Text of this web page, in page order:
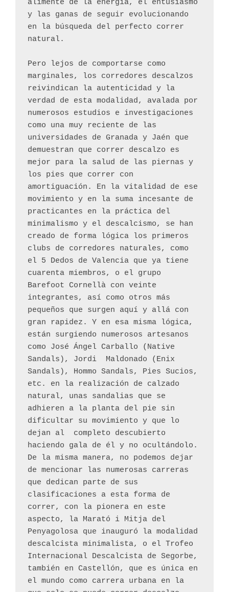
alimente de la energía, el entusiasmo
y las ganas de seguir evolucionando
en la búsqueda del perfecto correr
natural.
Pero lejos de comportarse como
marginales, los corredores descalzos
reivindican la autenticidad y la
verdad de esta modalidad, avalada por
numerosos estudios e investigaciones
como una muy reciente de las
universidades de Granada y Jaén que
demuestran que correr descalzo es
mejor para la salud de las piernas y
los pies que correr con
amortiguación. En la vitalidad de ese
movimiento y en la suma incesante de
practicantes en la práctica del
minimalismo y el descalcismo, se han
creado de forma lógica los primeros
clubs de corredores naturales, como
el 5 Dedos de Valencia que ya tiene
cuarenta miembros, o el grupo
Barefoot Cornellà con veinte
integrantes, así como otros más
pequeños que surgen aquí y allá con
gran rapidez. Y en esa misma lógica,
están surgiendo numerosos artesanos
como José Ángel Carballo (Native
Sandals), Jordi  Maldonado (Enix
Sandals), Hommo Sandals, Pies Sucios,
etc. en la realización de calzado
natural, unas sandalias que se
adhieren a la planta del pie sin
dificultar su movimiento y que lo
dejan al  completo descubierto
haciendo gala de él y no ocultándolo.
De la misma manera, no podemos dejar
de mencionar las numerosas carreras
que dedican parte de sus
clasificaciones a esta forma de
correr, con la pionera en este
aspecto, la Marató i Mitja del
Penyagolosa que inauguró la modalidad
descalcista minimalista, o el Trofeo
Internacional Descalcista de Segorbe,
también en Castellón, que es única en
el mundo como carrera urbana en la